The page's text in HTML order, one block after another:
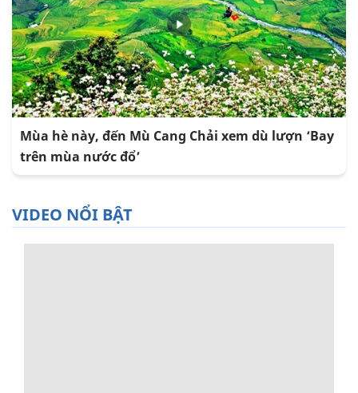
Mùa hè này, đến Mù Cang Chải xem dù lượn ‘Bay
trên mùa nước đổ’
VIDEO NỔI BẬT